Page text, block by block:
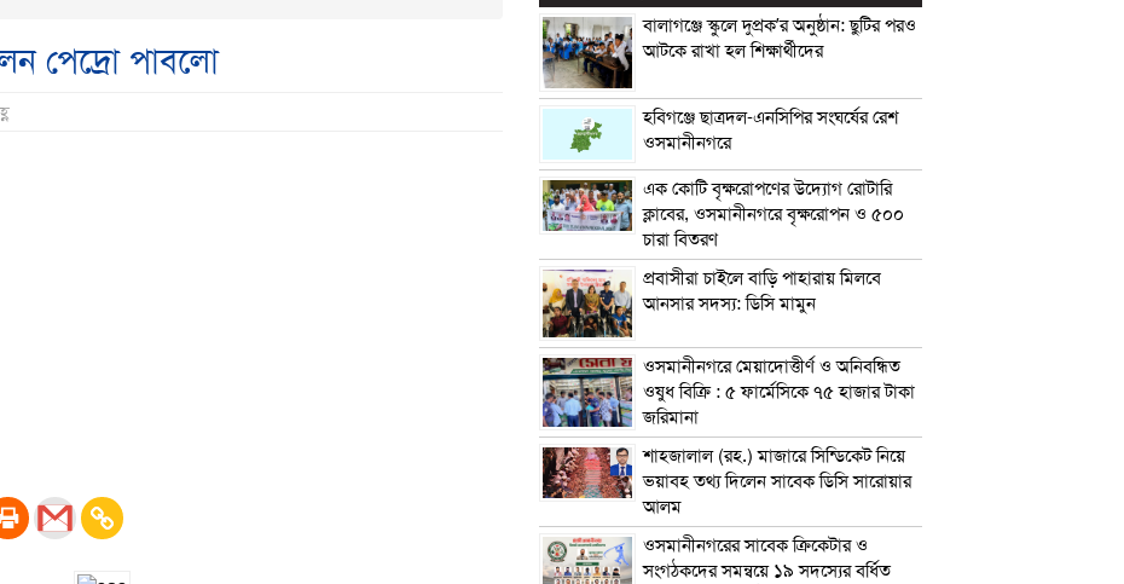
পেদ্রো পাবলো
বালাগঞ্জে স্কুলে দুপ্রক’র অনুষ্ঠান: ছুটির পরও
আটকে রাখা হল শিক্ষার্থীদের
হবিগঞ্জে ছাত্রদল-এনসিপির সংঘর্ষের রেশ
ওসমানীনগরে
এক কোটি বৃক্ষরোপণের উদ্যোগ রোটারি
ক্লাবের, ওসমানীনগরে বৃক্ষরোপন ও ৫০০
চারা বিতরণ
প্রবাসীরা চাইলে বাড়ি পাহারায় মিলবে
আনসার সদস্য: ডিসি মামুন
ওসমানীনগরে মেয়াদোত্তীর্ণ ও অনিবন্ধিত
ওষুধ বিক্রি : ৫ ফার্মেসিকে ৭৫ হাজার টাকা
জরিমানা
শাহজালাল (রহ.) মাজারে সিন্ডিকেট নিয়ে
ভয়াবহ তথ্য দিলেন সাবেক ডিসি সারোয়ার
আলম
ওসমানীনগরের সাবেক ক্রিকেটার ও
সংগঠকদের সমন্বয়ে ১৯ সদস্যের বর্ধিত